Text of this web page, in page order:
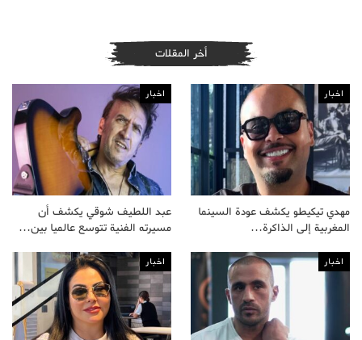
أخر المقلات
اخبار
مهدي تيكيطو يكشف عودة السينما
المغربية إلى الذاكرة…
اخبار
عبد اللطيف شوقي يكشف أن
مسيرته الفنية تتوسع عالميا بين…
اخبار اخبار